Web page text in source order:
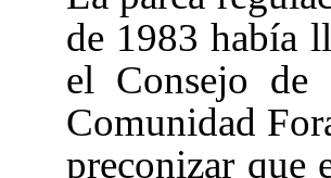
de 1983había
el Consejo de
Comunidad
preconizar que